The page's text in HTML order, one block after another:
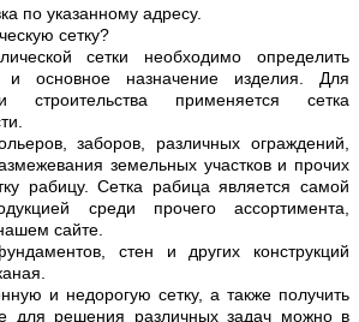
по указанному адресу.
сетку?
сетки необходимо определить
основное назначение изделия. Для
строительства применяется сетка
заборов, различных ограждений,
земельных участков и прочих
рабицу. Сетка рабица является самой
среди прочего ассортимента,
сайте.
стен и других конструкций
и недорогую сетку, а также получить
для решения различных задач можно в